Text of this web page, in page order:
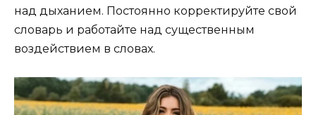
над дыханием. Постоянно корректируйте свой
словарь и работайте над существенным
воздействием в словах.